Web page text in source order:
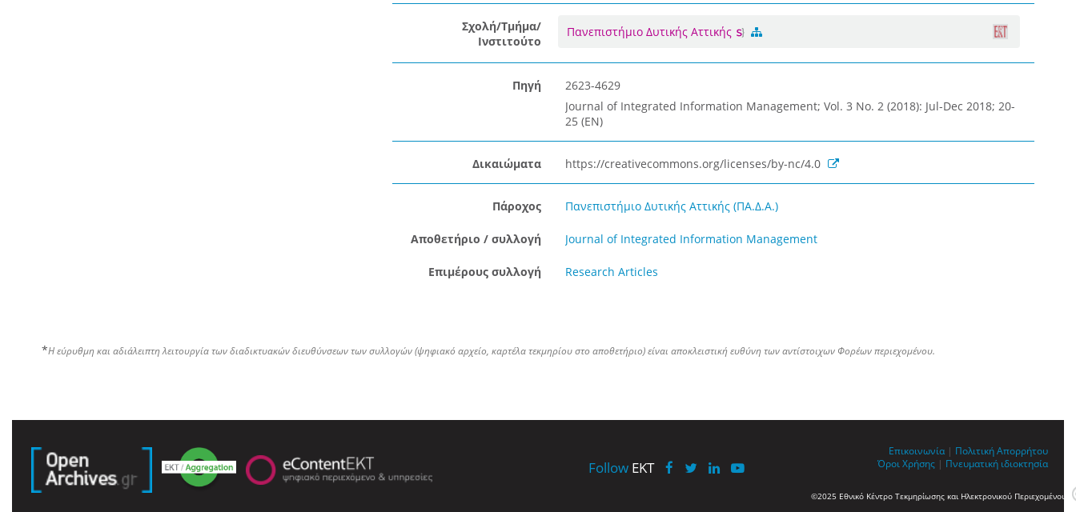
Σχολή/Τμήμα/
Ινστιτούτο
Πανεπιστήμιο Δυτικής Αττικής
Πηγή
2623-4629
Journal of Integrated Information Management; Vol. 3 No. 2 (2018): Jul-Dec 2018; 20-
25 (EN)
Δικαιώματα https://creativecommons.org/licenses/by-nc/4.0
Πάροχος Πανεπιστήμιο Δυτικής Αττικής (ΠΑ.Δ.Α.)
Αποθετήριο / συλλογή Journal of Integrated Information Management
Επιμέρους συλλογή Research Articles
*Η εύρυθμη και αδιάλειπτη λειτουργία των διαδικτυακών διευθύνσεων των συλλογών (ψηφιακό αρχείο, καρτέλα τεκμηρίου στο αποθετήριο) είναι αποκλειστική ευθύνη των αντίστοιχων Φορέων περιεχομένου.
Follow EKT
Επικοινωνία | Πολιτική Απορρήτου
Όροι Χρήσης | Πνευματική ιδιοκτησία
©2025 Εθνικό Κέντρο Τεκμηρίωσης και Ηλεκτρονικού Περιεχομένου